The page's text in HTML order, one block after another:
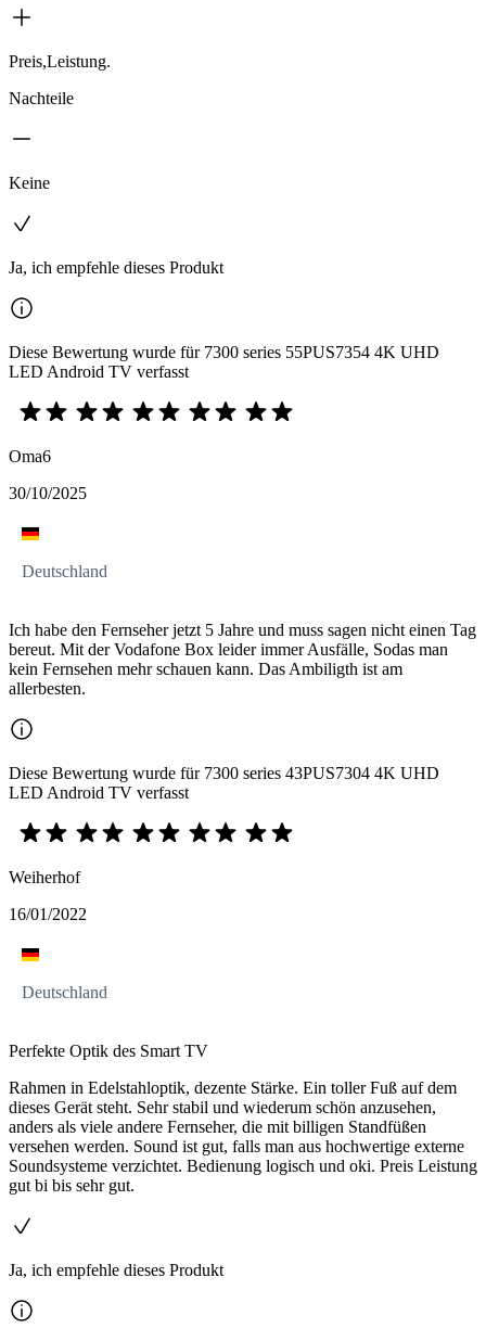
Preis,Leistung.
Nachteile
Keine
Ja, ich empfehle dieses Produkt
Diese Bewertung wurde für 7300 series 55PUS7354 4K UHD
LED Android TV verfasst
Oma6
30/10/2025
Deutschland
Ich habe den Fernseher jetzt 5 Jahre und muss sagen nicht einen Tag
bereut. Mit der Vodafone Box leider immer Ausfälle, Sodas man
kein Fernsehen mehr schauen kann. Das Ambiligth ist am
allerbesten.
Diese Bewertung wurde für 7300 series 43PUS7304 4K UHD
LED Android TV verfasst
Weiherhof
16/01/2022
Deutschland
Perfekte Optik des Smart TV
Rahmen in Edelstahloptik, dezente Stärke. Ein toller Fuß auf dem
dieses Gerät steht. Sehr stabil und wiederum schön anzusehen,
anders als viele andere Fernseher, die mit billigen Standfüßen
versehen werden. Sound ist gut, falls man aus hochwertige externe
Soundsysteme verzichtet. Bedienung logisch und oki. Preis Leistung
gut bi bis sehr gut.
Ja, ich empfehle dieses Produkt